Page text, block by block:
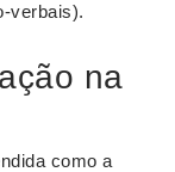
verbais).
na
como a